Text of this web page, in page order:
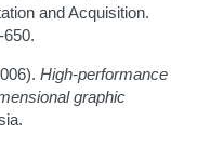
and Acquisition.
650.
High-performance
graphic